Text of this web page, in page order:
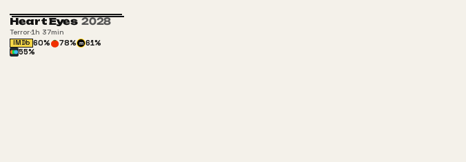
+16
Heart Eyes 2028
Terror·1h 37min
IMDb 60% 78% m 61%
55%